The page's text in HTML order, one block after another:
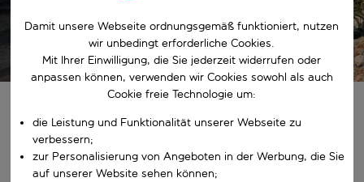
Ferien anzeigen
Es gelten die AGB
Damit unsere Webseite ordnungsgemäß funktioniert, nutzen
wir unbedingt erforderliche Cookies.
Mit Ihrer Einwilligung, die Sie jederzeit widerrufen oder
anpassen können, verwenden wir Cookies sowohl als auch
Cookie freie Technologie um:
die Leistung und Funktionalität unserer Webseite zu
verbessern;
zur Personalisierung von Angeboten in der Werbung, die Sie
auf unserer Website sehen können;